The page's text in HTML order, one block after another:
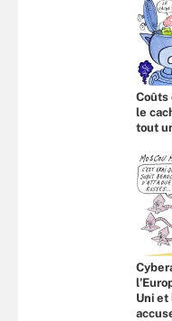
Coûts
le
tout
Uni et